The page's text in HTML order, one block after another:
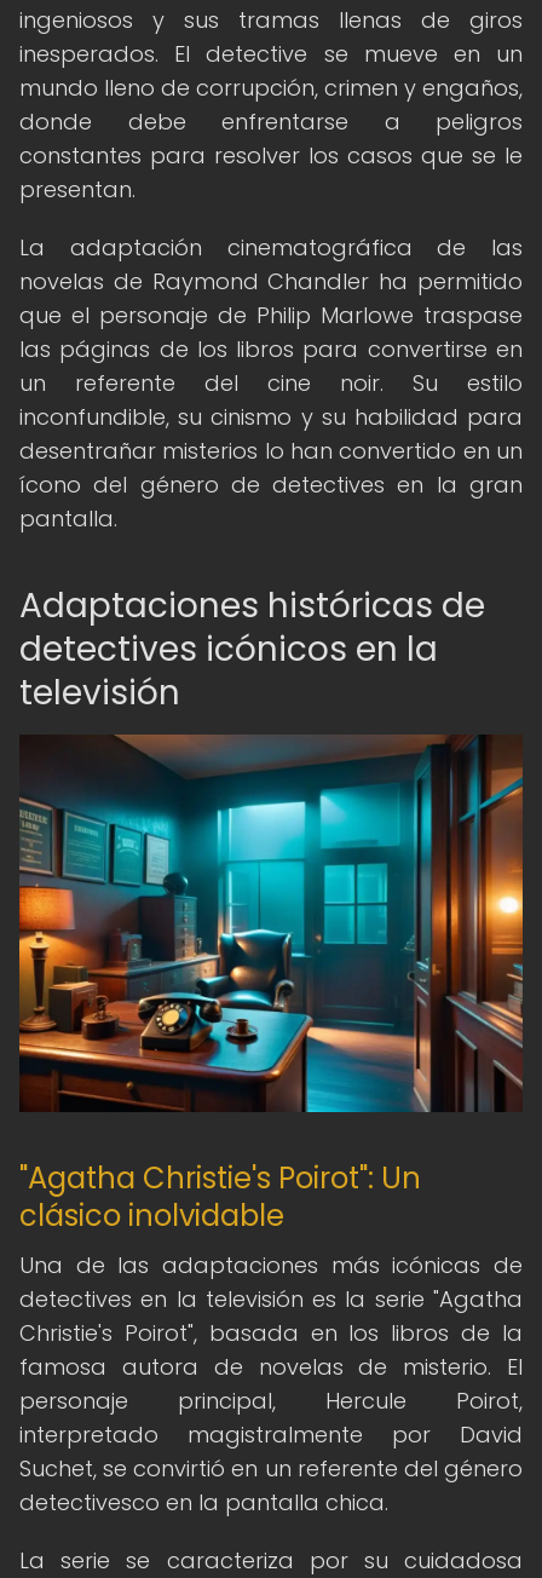
ingeniosos y sus tramas llenas de giros
inesperados. El detective se mueve en un
mundo lleno de corrupción, crimen y engaños,
donde debe enfrentarse a peligros
constantes para resolver los casos que se le
presentan.
La adaptación cinematográfica de las
novelas de Raymond Chandler ha permitido
que el personaje de Philip Marlowe traspase
las páginas de los libros para convertirse en
un referente del cine noir. Su estilo
inconfundible, su cinismo y su habilidad para
desentrañar misterios lo han convertido en un
ícono del género de detectives en la gran
pantalla.
Adaptaciones históricas de
detectives icónicos en la
televisión
"Agatha Christie's Poirot": Un
clásico inolvidable
Una de las adaptaciones más icónicas de
detectives en la televisión es la serie "Agatha
Christie's Poirot", basada en los libros de la
famosa autora de novelas de misterio. El
personaje principal, Hercule Poirot,
interpretado magistralmente por David
Suchet, se convirtió en un referente del género
detectivesco en la pantalla chica.
La serie se caracteriza por su cuidadosa